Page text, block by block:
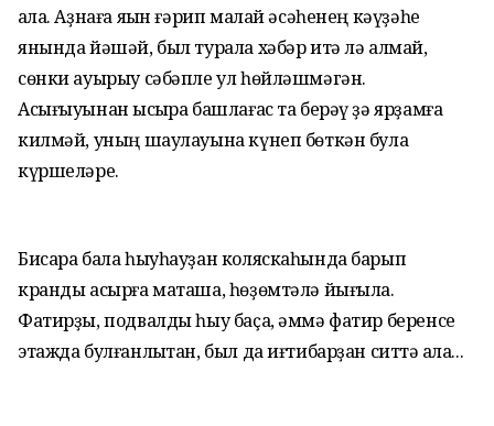
ҡала. Аҙнаға яҡын ғәрип малай әсәһенең кәүҙәһе
янында йәшәй, был турала хәбәр итә лә алмай,
сөнки ауырыу сәбәпле ул һөйләшмәгән.
Асығыуынан ҡысҡыра башлағас та берәү ҙә ярҙамға
килмәй, уның шаулауына күнеп бөткән була
күршеләре.
Бисара бала һыуһауҙан коляскаһында барып
кранды асырға маташа, һөҙөмтәлә йығыла.
Фатирҙы, подвалды һыу баҫа, әммә фатир беренсе
этажда булғанлыҡтан, был да иғтибарҙан ситтә ҡала...